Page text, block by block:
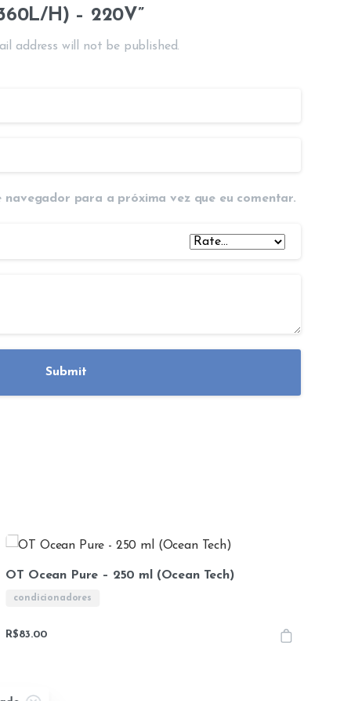
H) – 220V”
address will not be published.
navegador para a próxima vez que eu comentar.
OT Ocean Pure – 250 ml (Ocean Tech)
condicionadores
R$83.00